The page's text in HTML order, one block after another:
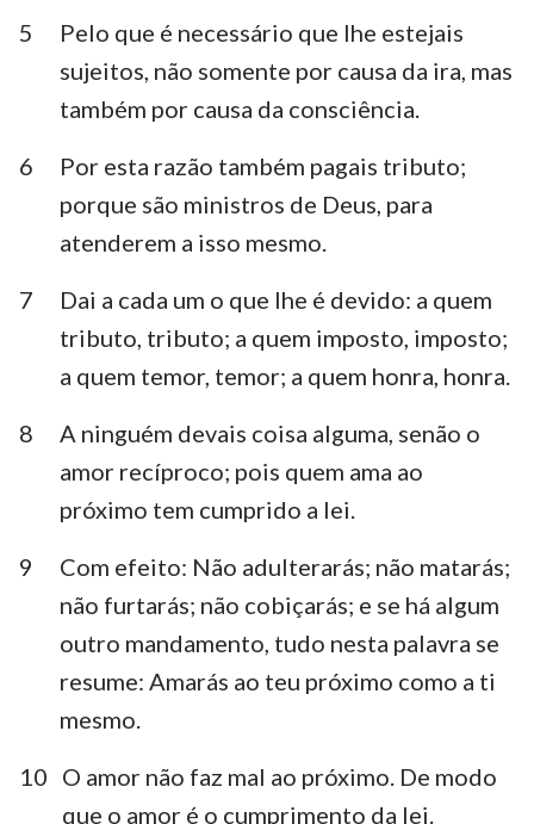
5
Pelo que é necessário que lhe estejais
sujeitos, não somente por causa da ira, mas
também por causa da consciência.
6
Por esta razão também pagais tributo;
porque são ministros de Deus, para
atenderem a isso mesmo.
7
Dai a cada um o que lhe é devido: a quem
tributo, tributo; a quem imposto, imposto;
a quem temor, temor; a quem honra, honra.
8
A ninguém devais coisa alguma, senão o
amor recíproco; pois quem ama ao
próximo tem cumprido a lei.
9
Com efeito: Não adulterarás; não matarás;
não furtarás; não cobiçarás; e se há algum
outro mandamento, tudo nesta palavra se
resume: Amarás ao teu próximo como a ti
mesmo.
10 O amor não faz mal ao próximo. De modo
que o amor é o cumprimento da lei.